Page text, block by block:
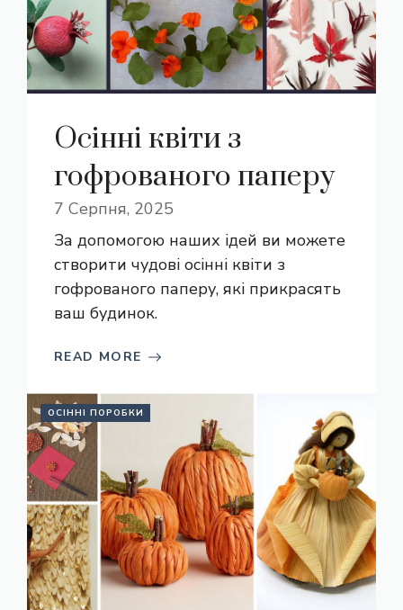
Осінні квіти з
гофрованого паперу
7 Серпня, 2025
За допомогою наших ідей ви можете
створити чудові осінні квіти з
гофрованого паперу, які прикрасять
ваш будинок.
READ MORE
ОСІННІ ПОРОБКИ